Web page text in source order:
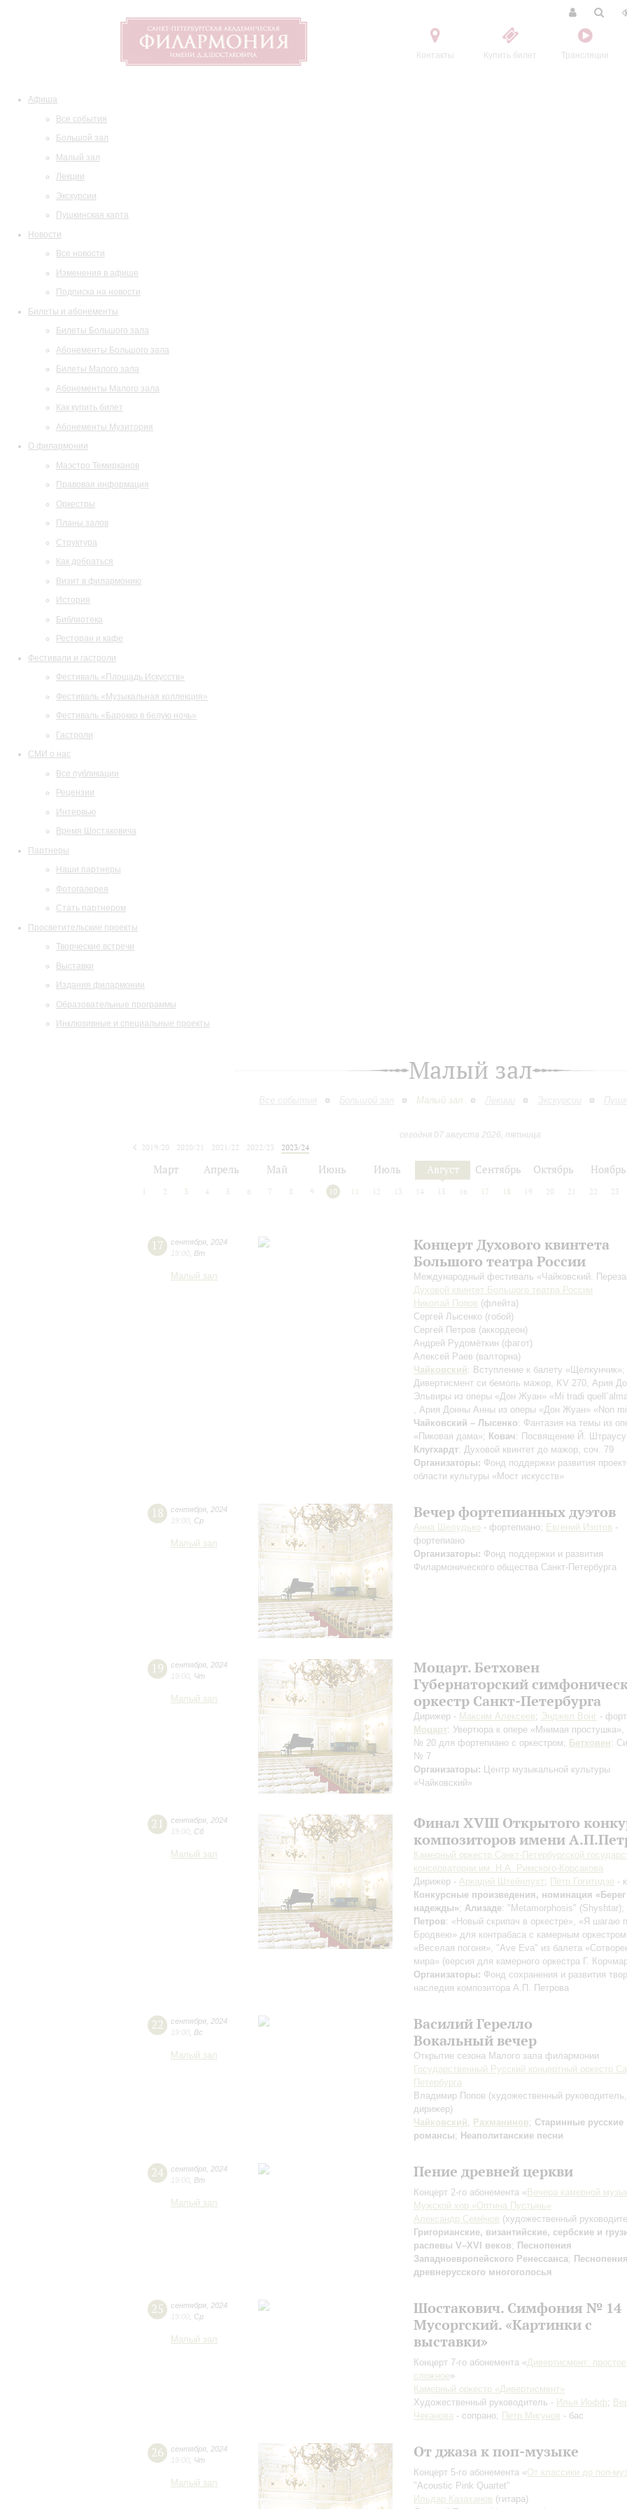
Контакты Купить билет Трансляции
Афиша
Все события
Большой зал
Малый зал
Лекции
Экскурсии
Пушкинская карта
Новости
Все новости
Изменения в афише
Подписка на новости
Билеты и абонементы
Билеты Большого зала
Абонементы Большого зала
Билеты Малого зала
Абонементы Малого зала
Как купить билет
Абонементы Музитория
О филармонии
Маэстро Темирканов
Правовая информация
Оркестры
Планы залов
Структура
Как добраться
Визит в филармонию
История
Библиотека
Ресторан и кафе
Фестивали и гастроли
Фестиваль «Площадь Искусств»
Фестиваль «Музыкальная коллекция»
Фестиваль «Барокко в белую ночь»
Гастроли
СМИ о нас
Все публикации
Рецензии
Интервью
Время Шостаковича
Партнеры
Наши партнеры
Фотогалерея
Стать партнером
Просветительские проекты
Творческие встречи
Выставки
Издания филармонии
Образовательные программы
Инклюзивные и специальные проекты
Малый зал
Все события Большой зал Малый зал Лекции Экскурсии
сегодня 07 августа 2026, пятница
2019/20
2020/21 2021/22 2022/23
2023/24
Март Апрель Май Июнь Июль Август Сентябрь Октябрь Ноябрь
2 3 4 5 6 7 8 9 10 11 12 13 14 15 16 17 18 19 20 21 22 23
17 сентября 2024
19:00 Вт
Малый зал
Концерт Духового квинтета
Большого театра России
Международный фестиваль «Чайковский.
Духовой квинтет Большого театра России
Николай Попов (флейта)
Сергей Лысенко (гобой)
Сергей Петров (аккордеон)
Андрей Рудомёткин (фагот)
Алексей Раев (валторна)
Чайковский: Вступление к балету «Щелкунчик»;
Дивертисмент си бемоль мажор, KV 270, Ария
Эльвиры из оперы «Дон Жуан» «Mi tradi
, Ария Донны Анны из оперы «Дон Жуан» «Non
Чайковский – Лысенко: Фантазия на темы из
«Пиковая дама»; Ковач: Посвящение Й. Штраусу;
Клугхардт: Духовой квинтет до мажор, соч. 79
Организаторы: Фонд поддержки развития
области культуры «Мост искусств»
18 сентября 2024
19:00 Ср
Малый зал
Вечер фортепианных дуэтов
Анна Шелудько - фортепиано; Евгений Изотов -
фортепиано
Организаторы: Фонд поддержки и развития
Филармонического общества Санкт-Петербурга
19 сентября 2024
19:00 Чт
Малый зал
Моцарт. Бетховен
Губернаторский
оркестр Санкт-Петербурга
Дирижер - Максим Алексеев; Энджел Вонг -
Моцарт: Увертюра к опере «Мнимая простушка»,
№ 20 для фортепиано с оркестром; Бетховен:
№ 7
Организаторы: Центр музыкальной культуры
«Чайковский»
21 сентября 2024
19:00 Сб
Малый зал
Финал XVIII Открытого
композиторов имени
Камерный оркестр Санкт-Петербургской
консерватории им. Н.А. Римского-Корсакова
Дирижер - Аркадий Штейнлухт; Пётр Гогитидзе -
Конкурсные произведения, номинация «Берег
надежды»; Ализаде: "Metamorphosis" (Shyshtar);
Петров: «Новый скрипач в оркестре», «Я шагаю
Бродвею» для контрабаса с камерным оркестром,
«Веселая погоня», "Ave Eva" из балета
мира» (версия для камерного оркестра Г.
Организаторы: Фонд сохранения и развития
наследия композитора А.П. Петрова
22 сентября 2024
19:00 Вс
Малый зал
Василий Герелло
Вокальный вечер
Открытие сезона Малого зала филармонии
Государственный Русский концертный оркестр
Петербурга
Владимир Попов (художественный руководитель,
дирижер)
Чайковский, Рахманинов; Старинные русские
романсы; Неаполитанские песни
24 сентября 2024
19:00 Вт
Малый зал
Пение древней церкви
Концерт 2-го абонемента « Вечера камерной
Мужской хор «Оптина Пустынь»
Александр Семёнов (художественный
Григорианские, византийские, сербские и
распевы V–XVI веков; Песнопения
Западноевропейского Ренессанса; Песнопения
древнерусского многоголосья
25 сентября 2024
19:00 Ср
Малый зал
Шостакович. Симфония № 14
Мусоргский. «Картинки с
выставки»
Концерт 7-го абонемента «Дивертисмент:
сложное»
Камерный оркестр «Дивертисмент»
Художественный руководитель - Илья Иофф;
Чеканова - сопрано; Петр Мигунов - бас
26 сентября 2024
19:00 Чт
Малый зал
От джаза к поп-музыке
Концерт 5-го абонемента «От классики до поп-
"Acoustic Pink Quartet"
Ильдар Казаханов (гитара)